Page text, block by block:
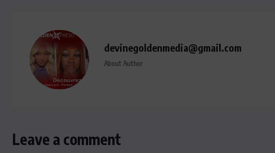
devinegoldenmedia@gmail.com
About Author
Leave a comment